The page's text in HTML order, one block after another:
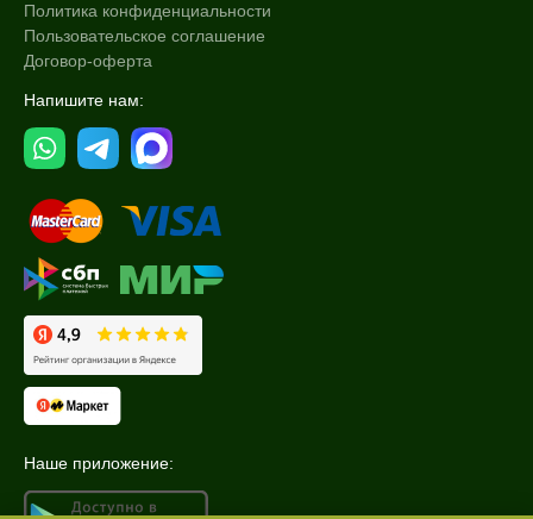
Политика конфиденциальности
Пользовательское соглашение
Договор-оферта
Напишите нам:
Наше приложение: